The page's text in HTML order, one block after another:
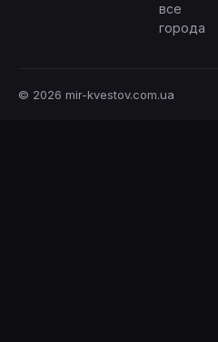
все
города
© 2026 mir-kvestov.com.ua